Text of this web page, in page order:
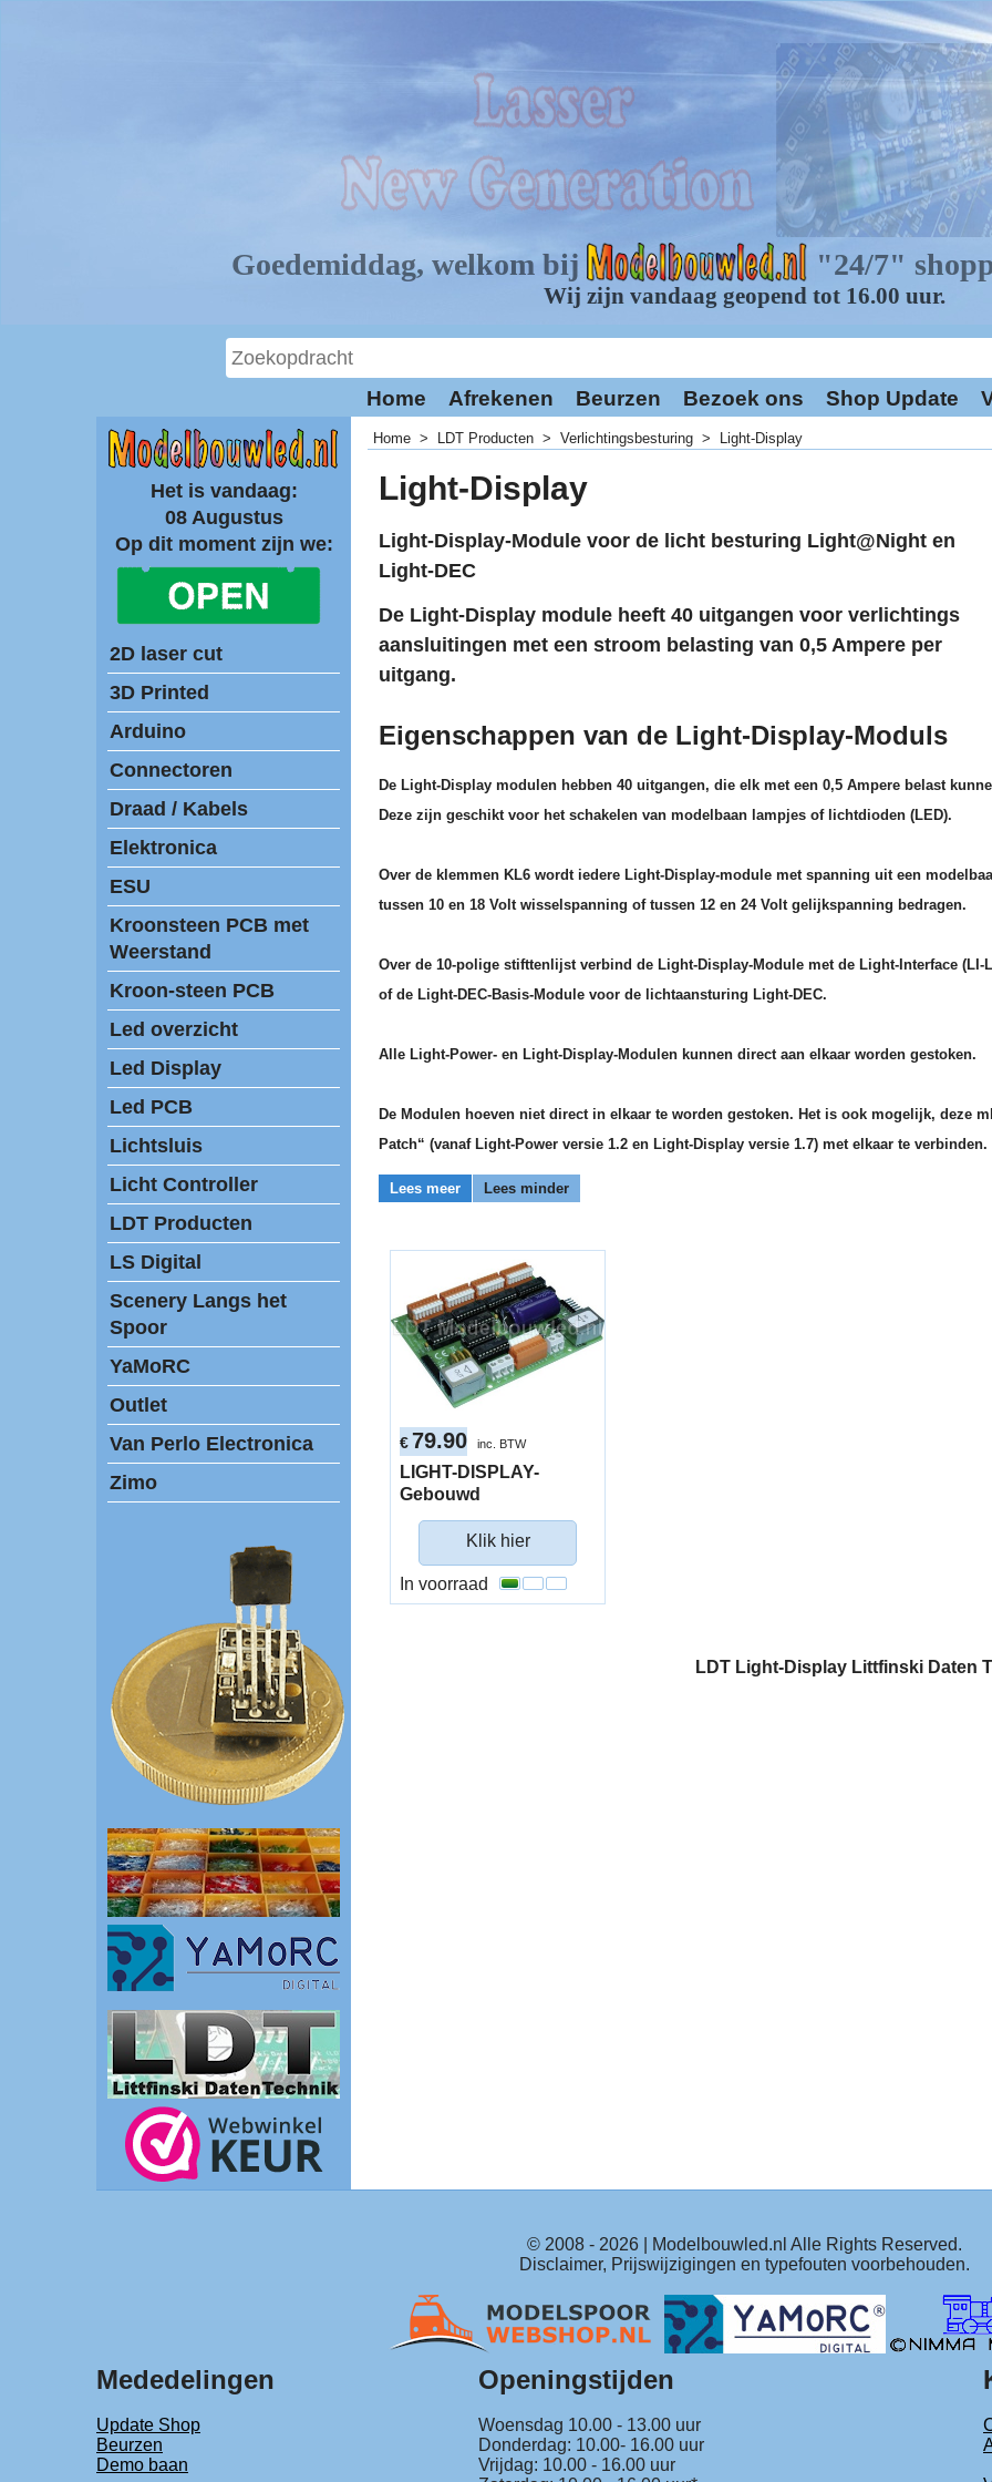
Home Afrekenen Beurzen Bezoek ons Shop Update
Het is vandaag:
08 Augustus
Op dit moment zijn we:
2D laser cut
3D Printed
Arduino
Connectoren
Draad / Kabels
Elektronica
ESU
Kroonsteen PCB met
Weerstand
Kroon-steen PCB
Led overzicht
Led Display
Led PCB
Lichtsluis
Licht Controller
LDT Producten
LS Digital
Scenery Langs het
Spoor
YaMoRC
Outlet
Van Perlo Electronica
Zimo
Home > LDT Producten > Verlichtingsbesturing > Light-Display
Light-Display
Light-Display-Module voor de licht besturing Light@Night en
Light-DEC
De Light-Display module heeft 40 uitgangen voor verlichtings
aansluitingen met een stroom belasting van 0,5 Ampere per
uitgang.
Eigenschappen van de Light-Display-Moduls
De Light-Display modulen hebben 40 uitgangen, die elk met een 0,5 Ampere belast
Deze zijn geschikt voor het schakelen van modelbaan lampjes of lichtdioden (LED).
Over de klemmen KL6 wordt iedere Light-Display-module met spanning uit een
tussen 10 en 18 Volt wisselspanning of tussen 12 en 24 Volt gelijkspanning bedragen.
Over de 10-polige stifttenlijst verbind de Light-Display-Module met de Light-Interface
of de Light-DEC-Basis-Module voor de lichtaansturing Light-DEC.
Alle Light-Power- en Light-Display-Modulen kunnen direct aan elkaar worden gestoken.
De Modulen hoeven niet direct in elkaar te worden gestoken. Het is ook mogelijk, deze
Patch“ (vanaf Light-Power versie 1.2 en Light-Display versie 1.7) met elkaar te verbinden.
Lees meer Lees minder
€79.90 inc. BTW
LIGHT-DISPLAY-
Gebouwd
Klik hier
In voorraad
LDT Light-Display Littfinski Daten
© 2008 - 2026| Modelbouwled.nl Alle Rights Reserved.
Disclaimer, Prijswijzigingen en typefouten voorbehouden.
Mededelingen Openingstijden
Update Shop Woensdag 10.00 - 13.00 uur
Beurzen
Donderdag: 10.00- 16.00 uur
Demo baan
Vrijdag: 10.00 - 16.00 uur